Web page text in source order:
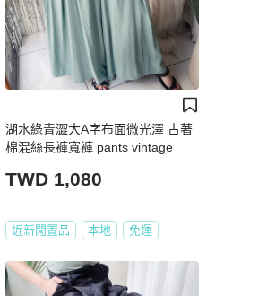
湖水綠青澀大A字布面微光澤 古著
棉混絲長褲寬褲 pants vintage
TWD 1,080
近新閒置品 本地 免運